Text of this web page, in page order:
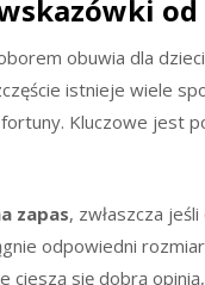
obuwia dla
istnieje wiele
Kluczowe jest
zapas, zwłaszcza
odpowiedni
cieszą się dobrą